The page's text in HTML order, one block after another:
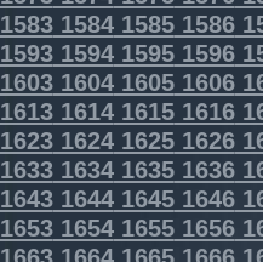
1583158415851586
1593159415951596
1603160416051606
1613161416151616
1623162416251626
1633163416351636
1643164416451646
1653165416551656